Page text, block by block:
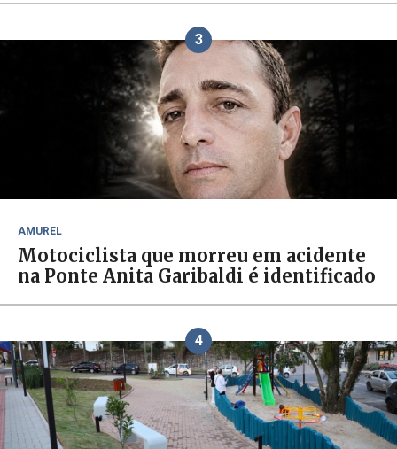
3
AMUREL
Motociclista que morreu em acidente
na Ponte Anita Garibaldi é identificado
4